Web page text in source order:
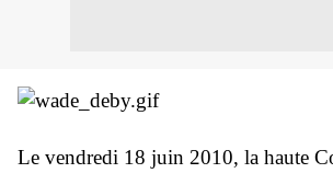
Le vendredi 18 juin 2010, la haute